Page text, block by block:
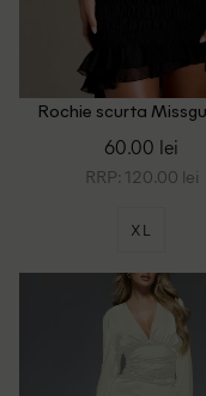
Rochie scurta
60.00 lei
RRP: 120.00 lei
XL